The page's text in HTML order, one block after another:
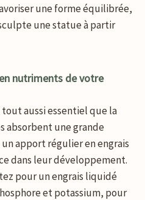
une forme équilibrée,
une statue à partir
nutriments de votre
aussi essentiel que la
absorbent une grande
apport régulier en engrais
dans leur développement.
pour un engrais liquidé
et potassium, pour